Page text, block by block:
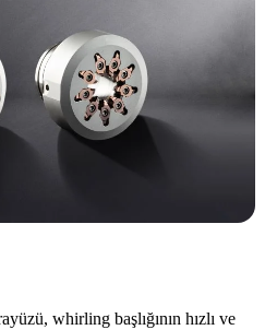
whirling başlığının hızlı ve